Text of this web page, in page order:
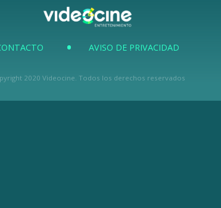
AVISO DE PRIVACIDAD
2020 Videocine. Todos los derechos reservados